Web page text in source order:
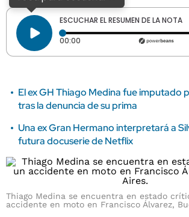
ESCUCHAR EL RESUMEN DE LA NOTA
00:00 Tiempo transcurrido: 0
El ex GH Thiago Medina fue imputado
tras la denuncia de su prima
Una ex Gran Hermano interpretará a
futura docuserie de Netflix
Thiago Medina se encuentra en estado
accidente en moto en Francisco Álvarez,